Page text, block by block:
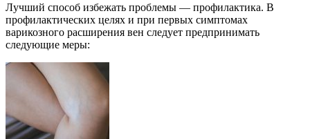
Лучший способ избежать проблемы — профилактика. В
профилактических целях и при первых симптомах
варикозного расширения вен следует предпринимать
следующие меры: